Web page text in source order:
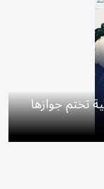
تختم جوازها